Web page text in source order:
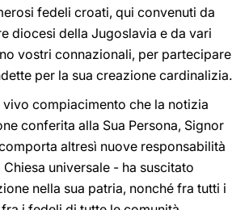
fedeli croati, qui convenuti da
diocesi della Jugoslavia e da vari
vostri connazionali, per partecipare
per la sua creazione cardinalizia.
compiacimento che la notizia
conferita alla Sua Persona, Signor
altresì nuove responsabilità
Chiesa universale - ha suscitato
nella sua patria, nonché fra tutti i